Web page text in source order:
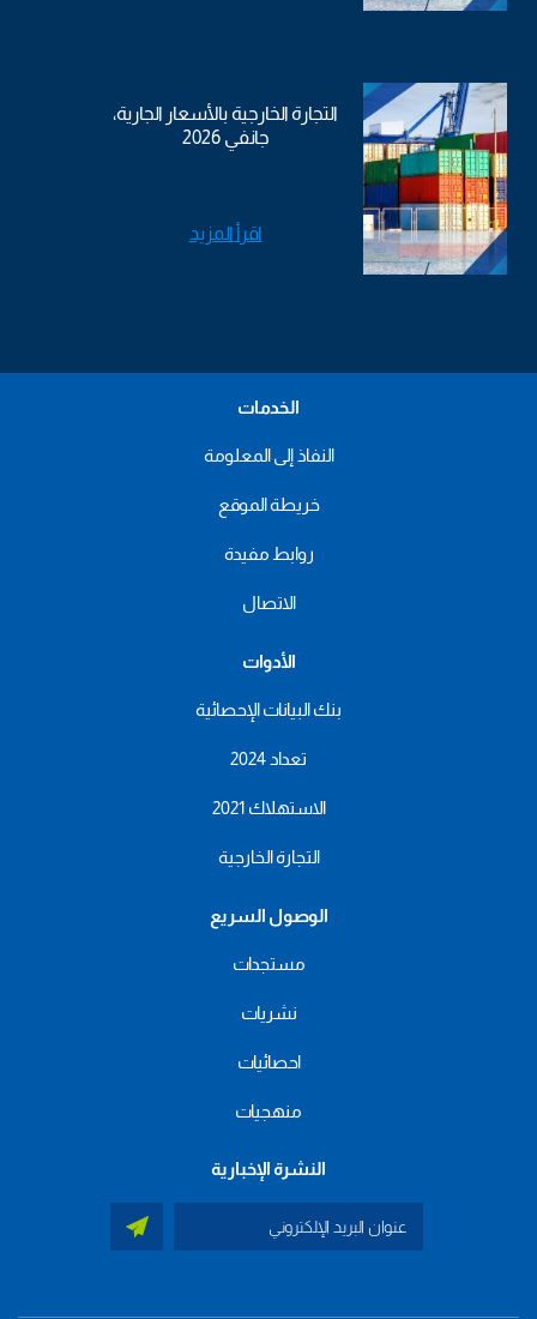
التجارة الخارجية بالأسعار الجارية،
جانفي 2026
اقرأ المزيد
الخدمات
النفاذ إلى المعلومة
خريطة الموقع
روابط مفيدة
الاتصال
الأدوات
بنك البيانات الإحصائية
تعداد 2024
الاستهلاك 2021
التجارة الخارجية
الوصول السريع
مستجدات
نشريات
احصائيات
منهجيات
النشرة الإخبارية